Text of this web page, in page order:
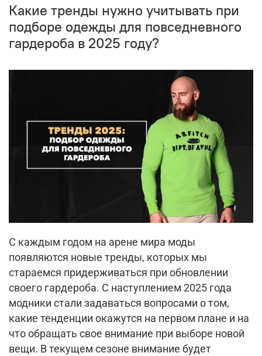
Какие тренды нужно учитывать при
подборе одежды для повседневного
гардероба в 2025 году?
С каждым годом на арене мира моды
появляются новые тренды, которых мы
стараемся придерживаться при обновлении
своего гардероба. С наступлением 2025 года
модники стали задаваться вопросами о том,
какие тенденции окажутся на первом плане и на
что обращать свое внимание при выборе новой
вещи. В текущем сезоне внимание будет